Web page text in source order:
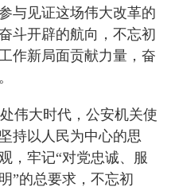
与见证这场伟大改革的
斗开辟的航向，不忘初
作新局面贡献力量，奋
伟大时代，公安机关使
持以人民为中心的思
，牢记“对党忠诚、服
”的总要求，不忘初